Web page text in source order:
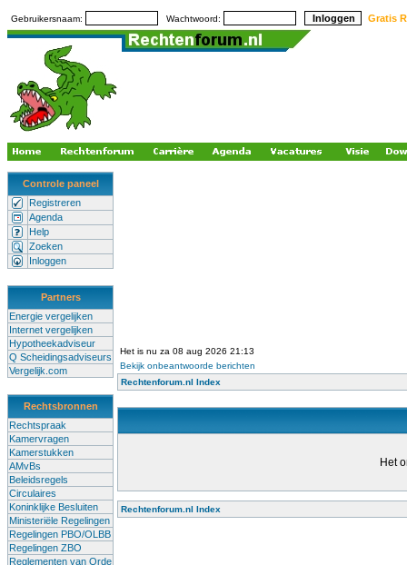
Gebruikersnaam: Wachtwoord: Gratis
Controle paneel
Registreren
Agenda
Help
Zoeken
Inloggen
Partners
Energie vergelijken
Internet vergelijken
Hypotheekadviseur
Q Scheidingsadviseurs
Vergelijk.com
Rechtsbronnen
Rechtspraak
Kamervragen
Kamerstukken
AMvBs
Beleidsregels
Circulaires
Koninklijke Besluiten
Ministeriële Regelingen
Regelingen PBO/OLBB
Regelingen ZBO
Reglementen van Orde
Het is nu za 08 aug 2026 21:13
Bekijk onbeantwoorde berichten
Rechtenforum.nl Index
Het
Rechtenforum.nl Index